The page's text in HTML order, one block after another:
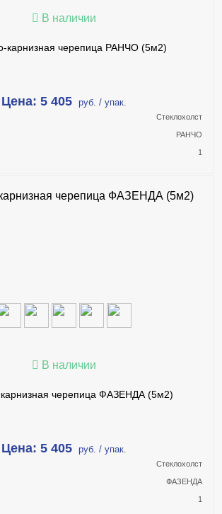
В наличии
карнизная черепица РАНЧО (5м2)
Цена: 5 405 руб. / упак.
Стеклохолст
РАНЧО
1
В КОРЗИНУ
В наличии
карнизная черепица ФАЗЕНДА (5м2)
Цена: 5 405 руб. / упак.
Стеклохолст
ФАЗЕНДА
1